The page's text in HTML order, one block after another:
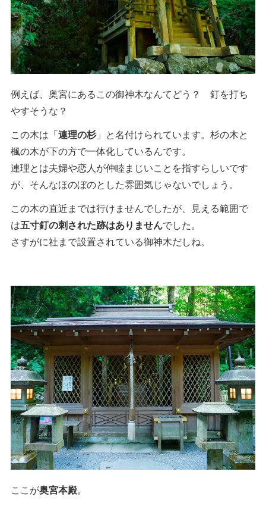
例えば、奥宮にあるこの御神木なんてどう？ 釘を打ち
やすそうな？
この木は「連理の杉 」と名付けられています。杉の木と
楓の木が下の方で一体化しているんです。
連理とは夫婦や恋人が仲睦まじいことを指すらしいです
が、そんなほのぼのとした雰囲気じゃないでしょう。
この木の直近までは行けませんでしたが、見える範囲で
は五寸釘の刺された跡はありませんでした。
さすがに社まで設置されている御神木だしね。
ここが奥宮本殿。